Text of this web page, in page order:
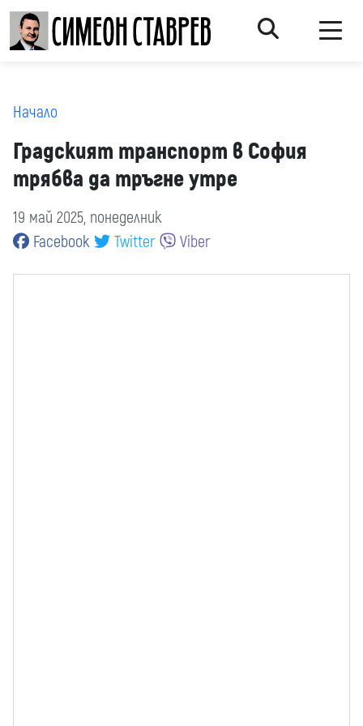
Начало
Градският транспорт в София
трябва да тръгне утре
19 май 2025, понеделник
Facebook
Twitter Viber